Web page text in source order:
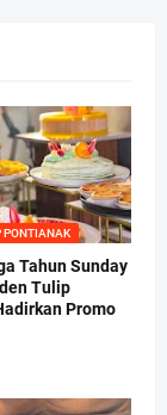
PONTIANAK
Tahun Sunday
Tulip
Promo